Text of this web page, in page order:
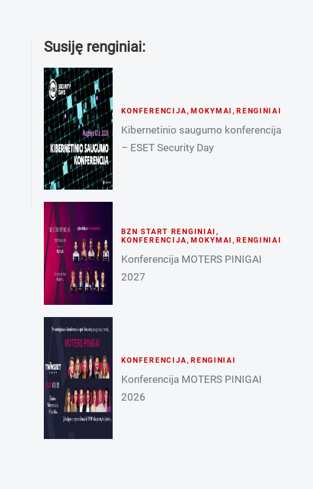
Susiję renginiai:
KONFERENCIJA, MOKYMAI, RENGINIAI
Kibernetinio saugumo konferencija
– ESET Security Day
BZN START RENGINIAI ,
KONFERENCIJA ,MOKYMAI ,RENGINIAI
Konferencija MOTERS PINIGAI
2027
KONFERENCIJA, RENGINIAI
Konferencija MOTERS PINIGAI
2026